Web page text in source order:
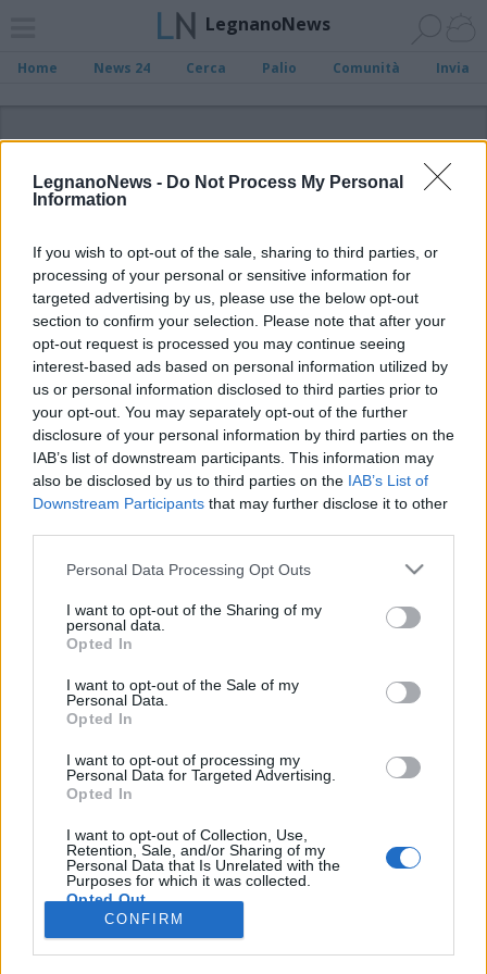
LegnanoNews - Do Not Process My Personal
Information
If you wish to opt-out of the sale, sharing to third parties, or
processing of your personal or sensitive information for
targeted advertising by us, please use the below opt-out
section to confirm your selection. Please note that after your
opt-out request is processed you may continue seeing
interest-based ads based on personal information utilized by
us or personal information disclosed to third parties prior to
your opt-out. You may separately opt-out of the further
disclosure of your personal information by third parties on the
IAB’s list of downstream participants. This information may
also be disclosed by us to third parties on the IAB’s List of
Downstream Participants that may further disclose it to other
Personal Data Processing Opt Outs
I want to opt-out of the Sharing of my
personal data.
Opted In
I want to opt-out of the Sale of my
Personal Data.
Opted In
I want to opt-out of processing my
Personal Data for Targeted Advertising.
Opted In
I want to opt-out of Collection, Use,
Retention, Sale, and/or Sharing of my
Personal Data that Is Unrelated with the
Purposes for which it was collected.
Opted Out
CONFIRM
LegnanoNews
Home News 24 Cerca Palio Comunità Invia
ADV
Archivio di "Cinestesia 2025"
Filtro per data
Non è stato trovato nessun articolo.
Vai al sito in modalità classica
Registrati Redazione Invia notizia Feed RSS Facebook
Twitter
Legnanonews.com
Sito di informazione locale
Direttore responsabile: Marco Tajè
Redazione: Via Matteotti, 3 (presso Famiglia Legnanese)
20025 Legnano (MI)
Email Direzione: direttore@legnanonews.com
Email Redazione: info@legnanonews.com
Pubblicità: commerciale@legnanonews.com
Tutti i contenuti originali sono di proprietà di LegnanoNews, ne è
consentito l'utilizzo citando il sito come fonte. Dei contenuti non originali